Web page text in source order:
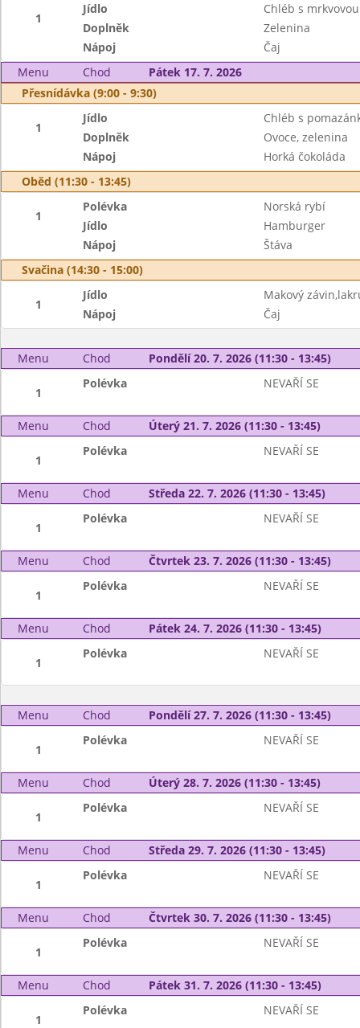
1
Jídlo
Chléb s
Doplněk
Zelenina
Nápoj
Čaj
Menu
Chod
Pátek 17. 7. 2026
Přesnídávka (9:00 - 9:30)
1
Jídlo
Chléb s
Doplněk
Ovoce, zelenina
Nápoj
Horká čokoláda
Oběd (11:30 - 13:45)
1
Polévka
Norská rybí
Jídlo
Hamburger
Nápoj
Štáva
Svačina (14:30 - 15:00)
1
Jídlo
Makový
Nápoj
Čaj
Menu Chod Pondělí 20. 7. 2026 (11:30 - 13:45)
1
Polévka NEVAŘÍ SE
Menu Chod Úterý 21. 7. 2026 (11:30 - 13:45)
1
Polévka NEVAŘÍ SE
Menu Chod Středa 22. 7. 2026 (11:30 - 13:45)
1
Polévka NEVAŘÍ SE
Menu Chod Čtvrtek 23. 7. 2026 (11:30 - 13:45)
1
Polévka NEVAŘÍ SE
Menu Chod Pátek 24. 7. 2026 (11:30 - 13:45)
1
Polévka NEVAŘÍ SE
Menu Chod Pondělí 27. 7. 2026 (11:30 - 13:45)
1
Polévka NEVAŘÍ SE
Menu Chod Úterý 28. 7. 2026 (11:30 - 13:45)
1
Polévka NEVAŘÍ SE
Menu Chod Středa 29. 7. 2026 (11:30 - 13:45)
1
Polévka NEVAŘÍ SE
Menu Chod Čtvrtek 30. 7. 2026 (11:30 - 13:45)
1
Polévka NEVAŘÍ SE
Menu Chod Pátek 31. 7. 2026 (11:30 - 13:45)
1
Polévka NEVAŘÍ SE